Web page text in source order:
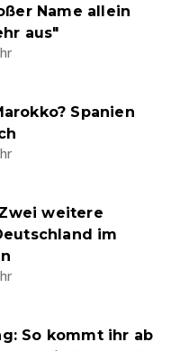
Name allein
aus"
Spanien
weitere
im
So kommt ihr ab